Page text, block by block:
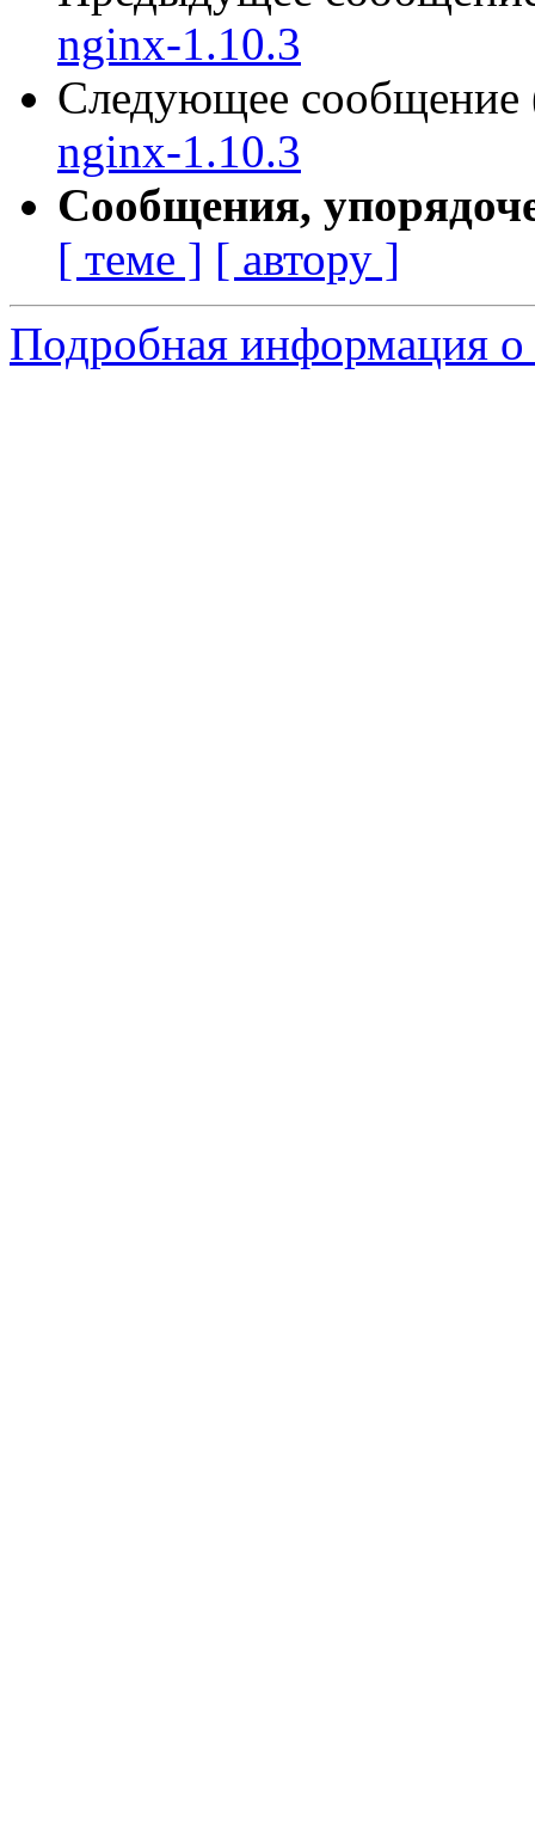
nginx-1.10.3
Следующее сообщение
nginx-1.10.3
Сообщения,
[ теме ] [ автору ]
Подробная информация